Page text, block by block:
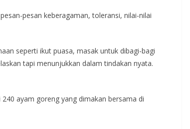
pesan keberagaman, toleransi, nilai-nilai
seperti ikut puasa, masak untuk dibagi-bagi
tapi menunjukkan dalam tindakan nyata.
ayam goreng yang dimakan bersama di